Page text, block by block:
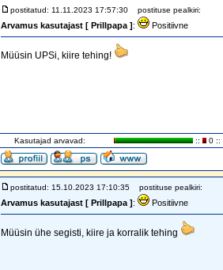
postitatud: 11.11.2023 17:57:30 postituse pealkiri:
Arvamus kasutajast [ Prillpapa ]: Positiivne
Müüsin UPSi, kiire tehing!
Kasutajad arvavad: :: 0 ::
postitatud: 15.10.2023 17:10:35 postituse pealkiri:
Arvamus kasutajast [ Prillpapa ]: Positiivne
Müüsin ühe segisti, kiire ja korralik tehing